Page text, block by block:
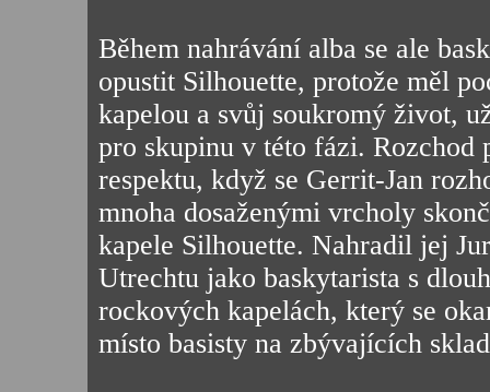
Během nahrávání alba se ale
opustit Silhouette, protože měl
kapelou a svůj soukromý život,
pro skupinu v této fázi. Rozchod
respektu, když se Gerrit-Jan
mnoha dosaženými vrcholy
kapele Silhouette. Nahradil jej
Utrechtu jako baskytarista s
rockových kapelách, který se
místo basisty na zbývajících